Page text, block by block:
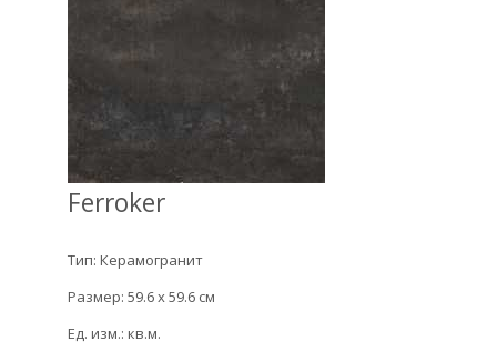
Ferroker
Тип: Керамогранит
Размер: 59.6 x 59.6 см
Ед. изм.: кв.м.